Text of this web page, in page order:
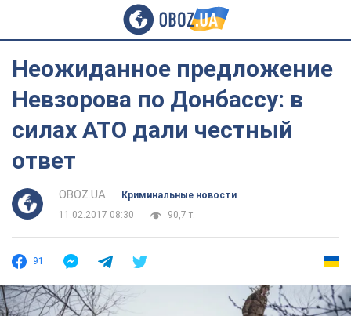
Неожиданное предложение
Невзорова по Донбассу: в
силах АТО дали честный
ответ
OBOZ.UA
Криминальные новости
11.02.2017 08:30
90,7 т.
91